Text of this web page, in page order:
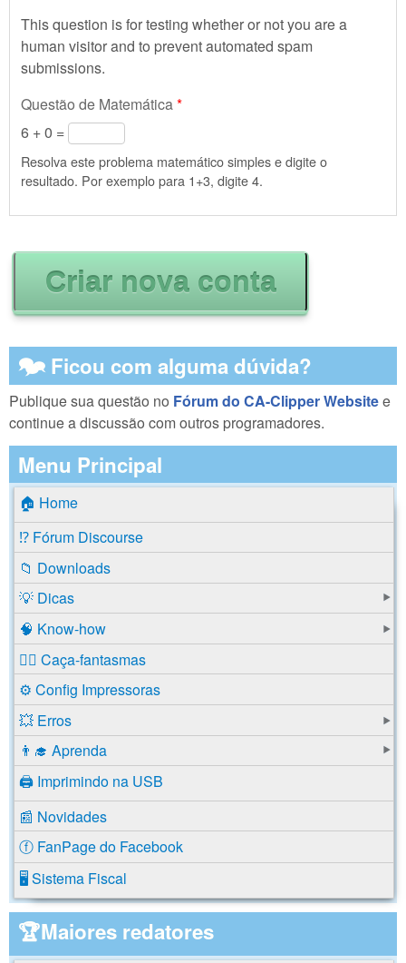
This question is for testing whether or not you are a
human visitor and to prevent automated spam
submissions.
Questão de Matemática*
6 + 0 =
Resolva este problema matemático simples e digite o
resultado. Por exemplo para 1+3, digite 4.
🗫 Ficou com alguma dúvida?
Publique sua questão no Fórum do CA-Clipper Websitee
continue a discussão com outros programadores.
Menu Principal
🏠 Home
⁉️ Fórum Discourse
📁 Downloads
💡 Dicas
🧠 Know-how
🕵️‍♂️ Caça-fantasmas
⚙️ Config Impressoras
💥 Erros
👨‍🎓 Aprenda
🖨️ Imprimindo na USB
📰 Novidades
ⓕ FanPage do Facebook
🖥️ Sistema Fiscal
🏆Maiores redatores